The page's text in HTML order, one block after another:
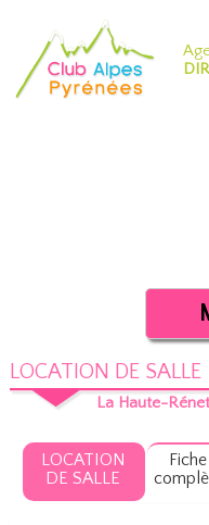
LOCATION DE SALLE
La Haute-
LOCATION
DE SALLE
Fiche